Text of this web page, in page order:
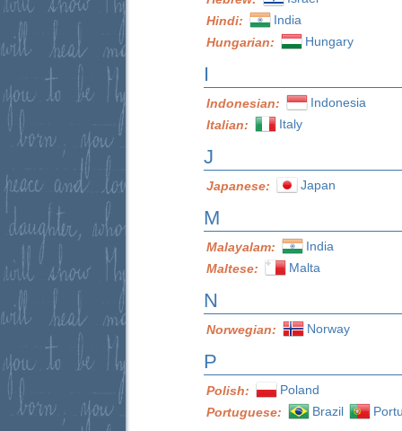
Hindi:
India
Hungarian:
Hungary
I
Indonesian:
Indonesia
Italian:
Italy
J
Japanese: Japan
M
Malayalam:
India
Maltese:
Malta
N
Norwegian: Norway
P
Polish:
Poland
Portuguese:
Brazil